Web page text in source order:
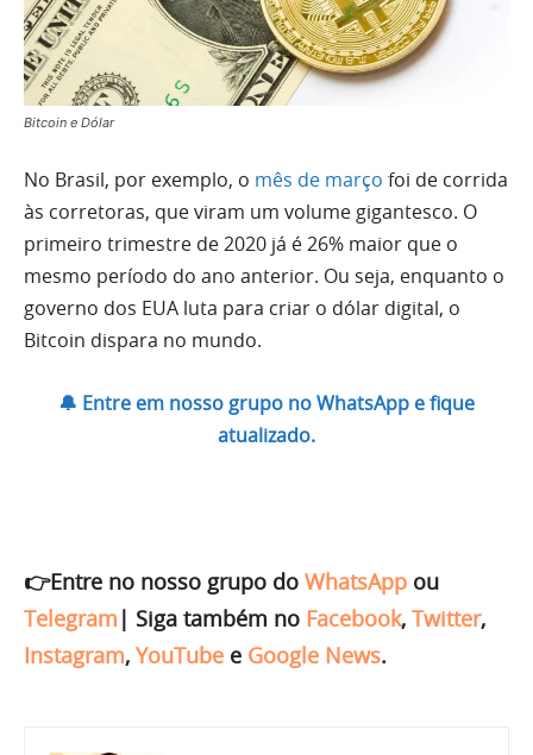
Bitcoin e Dólar
No Brasil, por exemplo, o mês de março foi de corrida
às corretoras, que viram um volume gigantesco. O
primeiro trimestre de 2020 já é 26% maior que o
mesmo período do ano anterior. Ou seja, enquanto o
governo dos EUA luta para criar o dólar digital, o
Bitcoin dispara no mundo.
🔔 Entre em nosso grupo no WhatsApp e fique
atualizado.
👉Entre no nosso grupo do WhatsApp ou
Telegram | Siga também no Facebook, Twitter,
Instagram, YouTube e Google News.